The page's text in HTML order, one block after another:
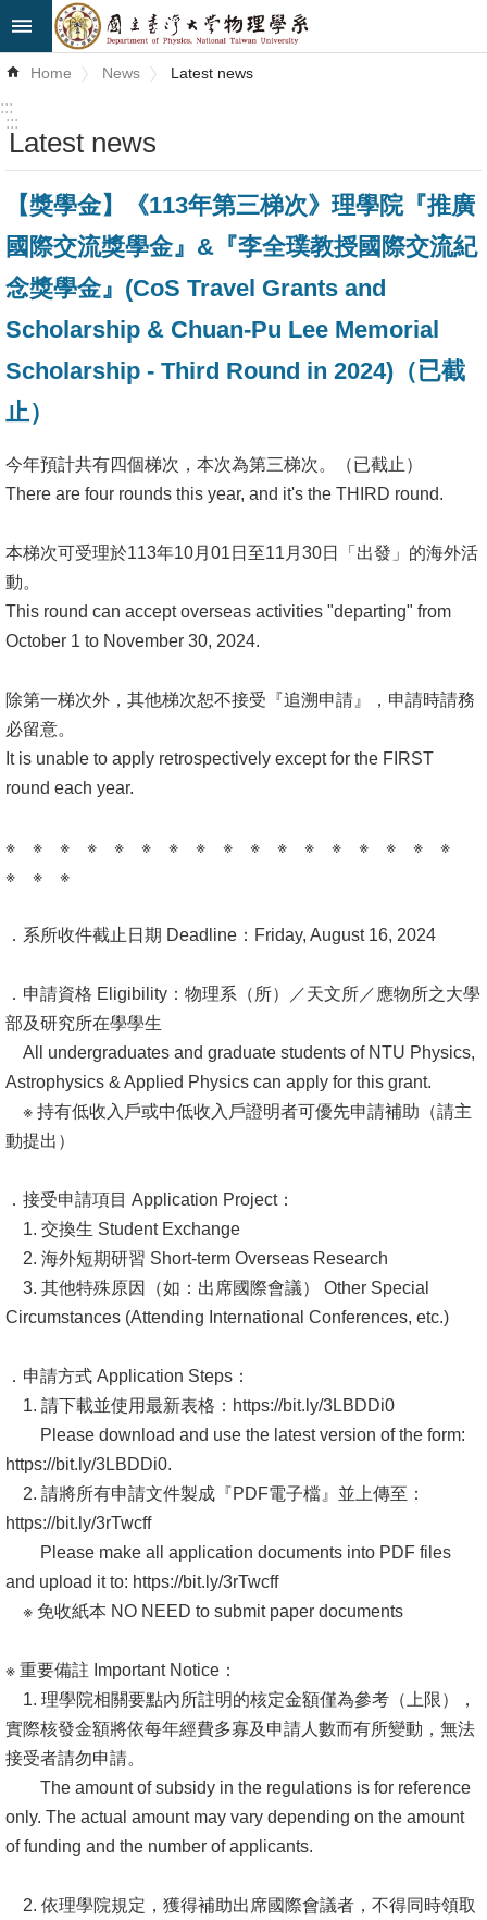
Skip to main content
Advanced
Search
News
About
Us
Curriculum
Student
Alumni
Home
NTU
SiteMap
Contact
US
Home News Latest news
:::
:::
Latest news
【獎學金】《113年第三梯次》理學院『推廣
國際交流獎學金』&『李全璞教授國際交流紀
念獎學金』(CoS Travel Grants and
Scholarship & Chuan-Pu Lee Memorial
Scholarship - Third Round in 2024)（已截
止）
今年預計共有四個梯次，本次為第三梯次。（已截止）
There are four rounds this year, and it's the THIRD round.
本梯次可受理於113年10月01日至11月30日「出發」的海外活
動。
This round can accept overseas activities "departing" from
October 1 to November 30, 2024.
除第一梯次外，其他梯次恕不接受『追溯申請』，申請時請務
必留意。
It is unable to apply retrospectively except for the FIRST
round each year.
※ ※ ※ ※ ※ ※ ※ ※ ※ ※ ※ ※ ※ ※ ※ ※ ※
※ ※ ※
．系所收件截止日期 Deadline：Friday, August 16, 2024
．申請資格 Eligibility：物理系（所）／天文所／應物所之大學
部及研究所在學學生
All undergraduates and graduate students of NTU Physics,
Astrophysics & Applied Physics can apply for this grant.
※ 持有低收入戶或中低收入戶證明者可優先申請補助（請主
動提出）
．接受申請項目 Application Project：
1. 交換生 Student Exchange
2. 海外短期研習 Short-term Overseas Research
3. 其他特殊原因（如：出席國際會議） Other Special
Circumstances (Attending International Conferences, etc.)
．申請方式 Application Steps：
1. 請下載並使用最新表格：https://bit.ly/3LBDDi0
Please download and use the latest version of the form:
https://bit.ly/3LBDDi0.
2. 請將所有申請文件製成『PDF電子檔』並上傳至：
https://bit.ly/3rTwcff
Please make all application documents into PDF files
and upload it to: https://bit.ly/3rTwcff
※ 免收紙本 NO NEED to submit paper documents
※ 重要備註 Important Notice：
1. 理學院相關要點內所註明的核定金額僅為參考（上限），
實際核發金額將依每年經費多寡及申請人數而有所變動，無法
接受者請勿申請。
The amount of subsidy in the regulations is for reference
only. The actual amount may vary depending on the amount
of funding and the number of applicants.
2. 依理學院規定，獲得補助出席國際會議者，不得同時領取